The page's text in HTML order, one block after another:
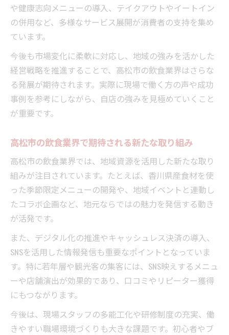
や健康志向メニューの導入、テイクアウトやイートイン
の併用など、多様なサービス展開が消費者の支持を集め
ています。
今後も市場変化に柔軟に対応し、地域の強みを活かした
経営戦略を推進することで、高松市の飲食業界はさらな
る発展が期待されます。実際に現場で働く方の声や成功
事例を参考にしながら、自店の強みを見極めていくこと
が重要です。
高松市の飲食業界で期待される新たな取り組み
高松市の飲食業界では、地域資源を活用した新たな取り
組みが注目されています。たとえば、香川県産食材を使
った季節限定メニューの開発や、地域イベントと連動し
たコラボ企画など、地元ならではの魅力を発信する動き
が活発です。
また、デジタル化の推進やキャッシュレス決済の導入、
SNSを活用した情報発信も重要なポイントとなっていま
す。特に若年層や観光客の集客には、SNS映えするメニュ
ーや店舗演出が効果的であり、口コミやリピーター獲得
にもつながります。
今後は、現場スタッフの多能工化や研修制度の充実、働
きやすい職場環境づくりも大きな課題です。初心者やブ